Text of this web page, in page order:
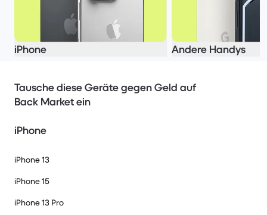
iPhone Andere Handys
Tausche diese Geräte gegen Geld auf
Back Market ein
iPhone
iPhone 13
iPhone 15
iPhone 13 Pro